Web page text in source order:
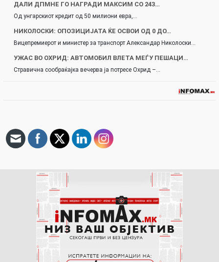
ДАЛИ ДПМНЕ ГО НАГРАДИ МАКСИМ СО 243…
Од унгарскиот кредит од 50 милиони евра,…
НИКОЛОСКИ: ОПОЗИЦИЈАТА ЌЕ ОСВОИ ОД 0 ДО…
Вицепремиерот и министер за транспорт Александар Николоски…
УЖАС ВО ОХРИД: АВТОМОБИЛ ВЛЕТА МЕЃУ ПЕШАЦИ…
Стравична сообраќајка вечерва ја потресе Охрид –…